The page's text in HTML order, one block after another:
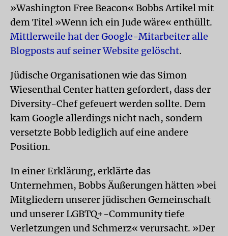
»Washington Free Beacon« Bobbs Artikel mit
dem Titel »Wenn ich ein Jude wäre« enthüllt.
Mittlerweile hat der Google-Mitarbeiter alle
Blogposts auf seiner Website gelöscht.
Jüdische Organisationen wie das Simon
Wiesenthal Center hatten gefordert, dass der
Diversity-Chef gefeuert werden sollte. Dem
kam Google allerdings nicht nach, sondern
versetzte Bobb lediglich auf eine andere
Position.
In einer Erklärung, erklärte das
Unternehmen, Bobbs Äußerungen hätten »bei
Mitgliedern unserer jüdischen Gemeinschaft
und unserer LGBTQ+-Community tiefe
Verletzungen und Schmerz« verursacht. »Der